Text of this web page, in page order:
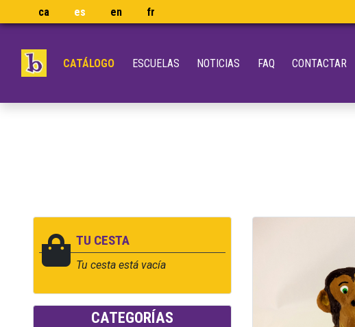
ca es en fr
CATÁLOGO ESCUELAS NOTICIAS FAQ CONTACTAR
TU CESTA
Tu cesta está vacía
CATEGORÍAS